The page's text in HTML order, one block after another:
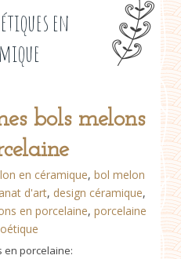
en
bols melons
en céramique, bol melon
d'art, design céramique,
en porcelaine, porcelaine
en porcelaine: